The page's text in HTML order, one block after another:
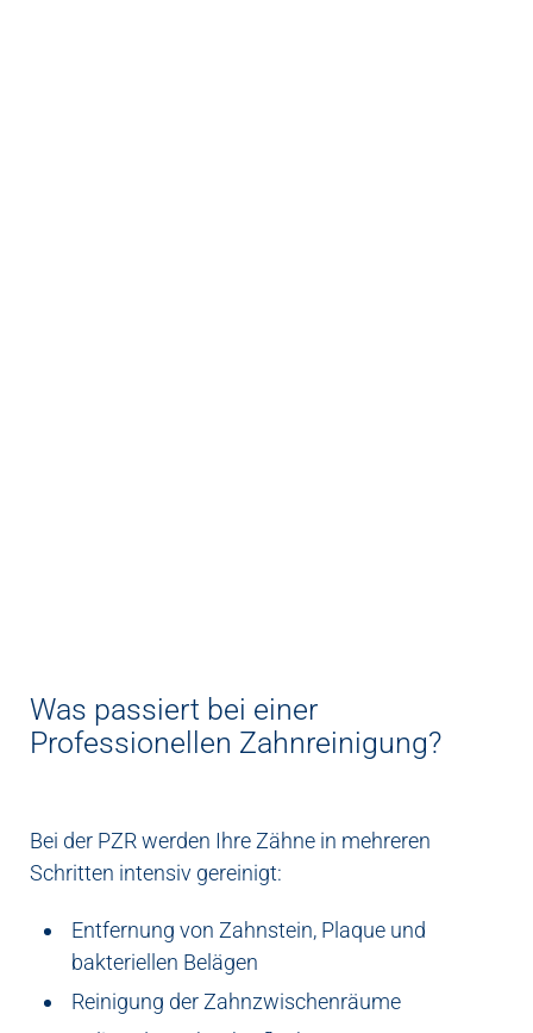
Was passiert bei einer
Professionellen Zahnreinigung?
Bei der PZR werden Ihre Zähne in mehreren
Schritten intensiv gereinigt:
Entfernung von Zahnstein, Plaque und
bakteriellen Belägen
Reinigung der Zahnzwischenräume